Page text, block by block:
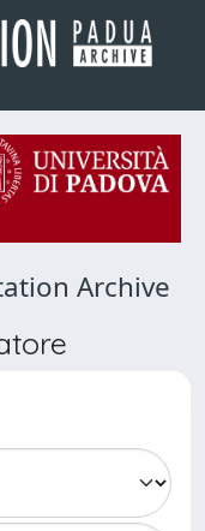
Archive